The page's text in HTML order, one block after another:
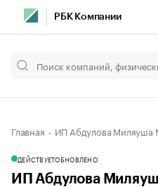
РБК Компании
Главная ИП Абдулова Миляуша
ДЕЙСТВУЕТОБНОВЛЕНО
ИП Абдулова